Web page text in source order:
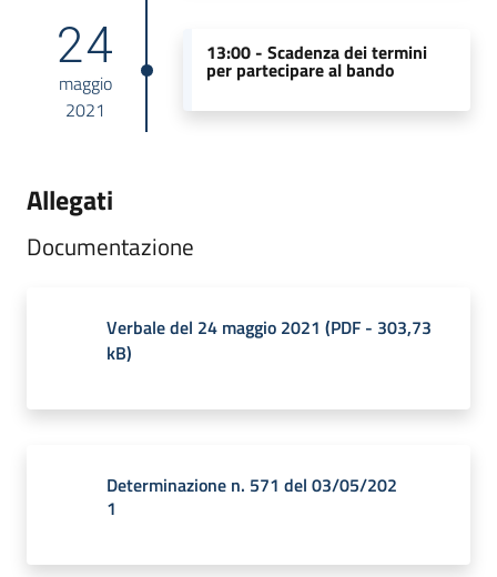
24
maggio
2021
13:00 - Scadenza dei termini
per partecipare al bando
Allegati
Documentazione
Verbale del 24 maggio 2021 (PDF - 303,73
kB)
Determinazione n. 571 del 03/05/202
1